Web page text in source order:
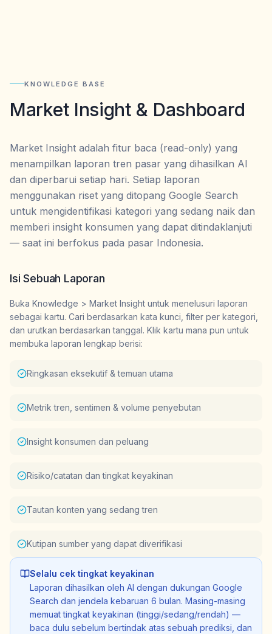
KNOWLEDGE BASE
Market Insight & Dashboard
Market Insight adalah fitur baca (read-only) yang
menampilkan laporan tren pasar yang dihasilkan AI
dan diperbarui setiap hari. Setiap laporan
menggunakan riset yang ditopang Google Search
untuk mengidentifikasi kategori yang sedang naik dan
memberi insight konsumen yang dapat ditindaklanjuti
— saat ini berfokus pada pasar Indonesia.
Isi Sebuah Laporan
Buka Knowledge > Market Insight untuk menelusuri laporan
sebagai kartu. Cari berdasarkan kata kunci, filter per kategori,
dan urutkan berdasarkan tanggal. Klik kartu mana pun untuk
membuka laporan lengkap berisi:
Ringkasan eksekutif & temuan utama
Metrik tren, sentimen & volume penyebutan
Insight konsumen dan peluang
Risiko/catatan dan tingkat keyakinan
Tautan konten yang sedang tren
Kutipan sumber yang dapat diverifikasi
Selalu cek tingkat keyakinan
Laporan dihasilkan oleh AI dengan dukungan Google
Search dan jendela kebaruan 6 bulan. Masing-masing
memuat tingkat keyakinan (tinggi/sedang/rendah) —
baca dulu sebelum bertindak atas sebuah prediksi, dan